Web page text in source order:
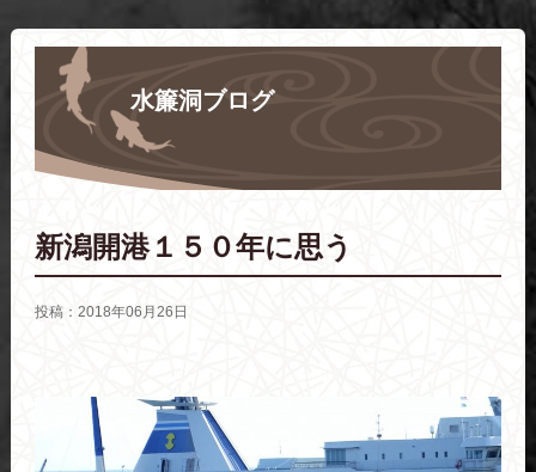
水簾洞ブログ
新潟開港１５０年に思う
投稿：2018年06月26日